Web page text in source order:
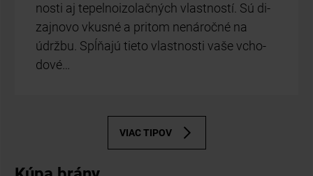
nos­ti aj te­pel­no­izo­lač­ných vlast­nos­tí. Sú di­
zaj­no­vo vkus­né a pri­tom ne­ná­roč­né na
údrž­bu. Spĺňa­jú tie­to vlast­nos­ti vaše vcho­
do­vé…
VIAC TIPOV